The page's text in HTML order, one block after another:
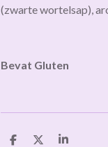
(zwarte wortelsap),
Bevat Gluten
D D S